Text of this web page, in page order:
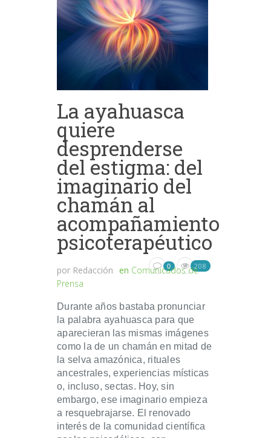
La ayahuasca
quiere
desprenderse
del estigma: del
imaginario del
chamán al
acompañamiento
psicoterapéutico
por Redacción en Comunicados de
Prensa
0 208
Durante años bastaba pronunciar
la palabra ayahuasca para que
aparecieran las mismas imágenes
como la de un chamán en mitad de
la selva amazónica, rituales
ancestrales, experiencias místicas
o, incluso, sectas. Hoy, sin
embargo, ese imaginario empieza
a resquebrajarse. El renovado
interés de la comunidad científica